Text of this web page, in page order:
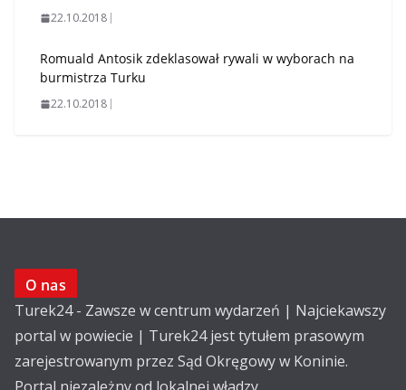
22.10.2018
Romuald Antosik zdeklasował rywali w wyborach na
burmistrza Turku
22.10.2018
O nas
Turek24 - Zawsze w centrum wydarzeń | Najciekawszy
portal w powiecie | Turek24 jest tytułem prasowym
zarejestrowanym przez Sąd Okręgowy w Koninie.